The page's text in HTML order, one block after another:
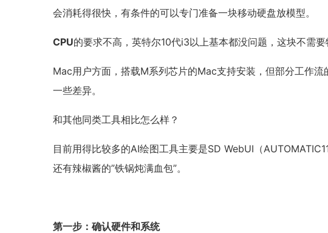
会消耗得很快，有条件的可以专门准备一块移动硬盘放模型。
CPU的要求不高，英特尔10代i3以上基本都没问题，这块不需要
Mac用户方面，搭载M系列芯片的Mac支持安装，但部分工作
一些差异。
和其他同类工具相比怎么样？
目前用得比较多的AI绘图工具主要是SD WebUI（
还有辣椒酱的”铁锅炖满血包”。
第一步：确认硬件和系统